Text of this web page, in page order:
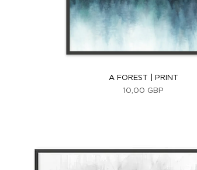
Vista rápida
A FOREST | PRINT
Precio
10,00 GBP